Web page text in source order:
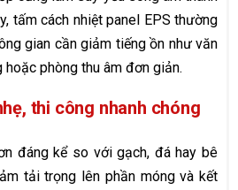
tấm cách nhiệt panel EPS thường
gian cần giảm tiếng ồn như văn
phòng thu âm đơn giản.
thi công nhanh chóng
đáng kể so với gạch, đá hay bê
tải trọng lên phần móng và kết